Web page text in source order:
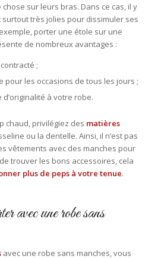
sur leurs bras. Dans ce cas, il y
très jolies pour dissimuler ses
porter une étole sur une
de nombreux avantages :
;
pour les occasions de tous les jours ;
à votre robe.
chaud, privilégiez des matières
ou la dentelle. Ainsi, il n’est pas
vêtements avec des manches pour
trouver les bons accessoires, cela
plus de peps à votre tenue.
avec une robe sans
avec une robe sans manches, vous